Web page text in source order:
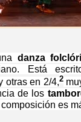
danza
Está
otras en 2/4,2
de los
es